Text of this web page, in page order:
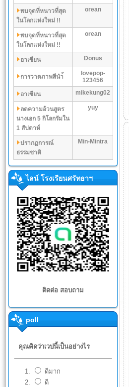
พบจุดที่หนาวที่สุด
ในโลกเเห่งใหม่ !!
orean
พบจุดที่หนาวที่สุด
ในโลกเเห่งใหม่ !!
orean
อาเซียน Donus
การวาดภาพสีนำ้
lovepop-
123456
อาเซียน
mikekung02
ลดความอ้วนสูตร
นางเอก 5 กิโลกรัมใน
1 สัปดาห์
yuy
ปรากฏการณ์
ธรรมชาติ
Min-Mintra
ไลน์ โรงเรียนศรัทธาฯ
ติดต่อ สอบถาม
poll
คุณคิดว่าเวปนี้เป็นอย่างไร
ดีมาก
ดี